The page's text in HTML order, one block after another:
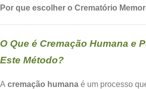
Por que escolher o Crematório
O Que é Cremação Humana e
Este Método?
A cremação humana é um processo